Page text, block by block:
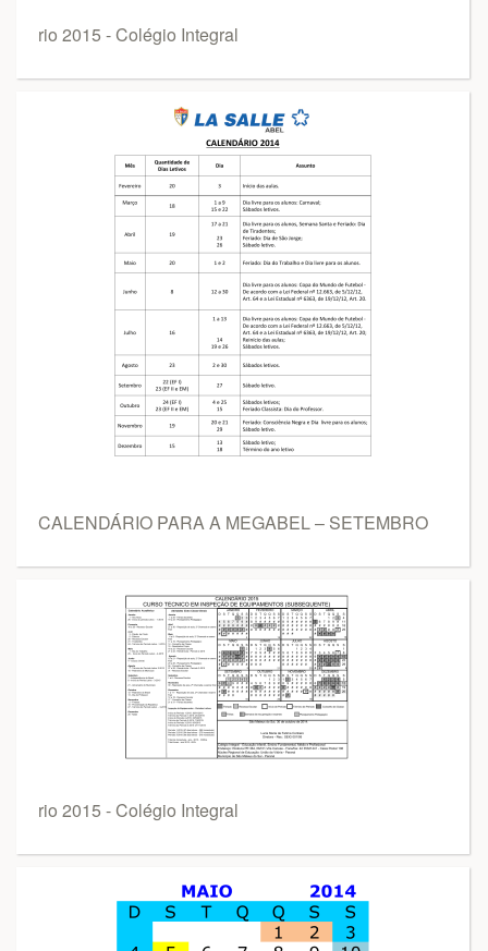
rio 2015 - Colégio Integral
CALENDÁRIO PARA A MEGABEL – SETEMBRO
rio 2015 - Colégio Integral